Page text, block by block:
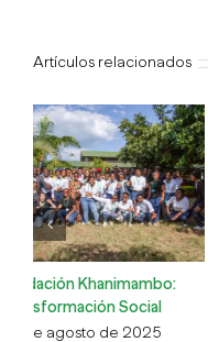
Artículos relacionados
Ednéncio alcanza su gran
meta
16 de mayo de 2025